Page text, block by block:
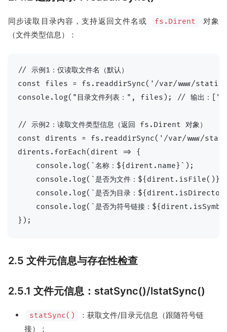
同步读取目录内容，支持返回文件名或 fs.Dirent
对象
（文件类型信息）：
// 示例1：仅读取文件名（默认）
const files = fs.readdirSync('/var/www/
console.log("目录文件列表：", files); // 输出
// 示例2：读取文件类型信息（返回 fs.Dirent 对象）
const dirents = fs.readdirSync('/var/www/
dirents.forEach(dirent => {
    console.log(`名称：${dirent.name}`);
console.log(`是否为文件：
console.log(`是否为目录：
console.log(`是否为符号链接：
2.5 文件元信息与存在性检查
2.5.1 文件元信息：statSync()/lstatSync()
statSync()
：获取文件/目录元信息（跟随符号链
接）；